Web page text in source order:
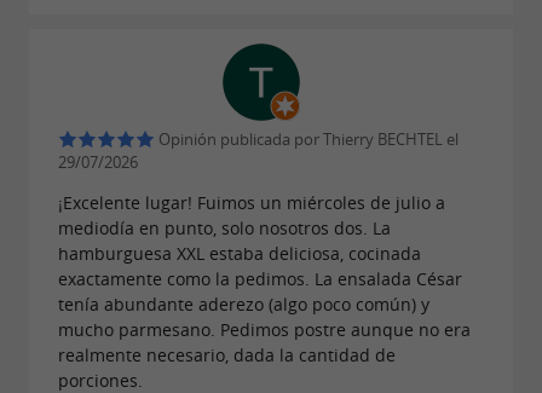
Opinión publicada por Thierry BECHTEL el
29/07/2026
¡Excelente lugar! Fuimos un miércoles de julio a
mediodía en punto, solo nosotros dos. La
hamburguesa XXL estaba deliciosa, cocinada
exactamente como la pedimos. La ensalada César
tenía abundante aderezo (algo poco común) y
mucho parmesano. Pedimos postre aunque no era
realmente necesario, dada la cantidad de
porciones.